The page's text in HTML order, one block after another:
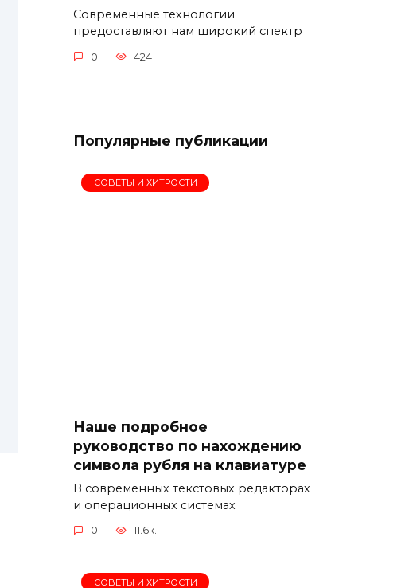
Современные технологии
предоставляют нам широкий спектр
0 424
Популярные публикации
СОВЕТЫ И ХИТРОСТИ
Наше подробное
руководство по нахождению
символа рубля на клавиатуре
В современных текстовых редакторах
и операционных системах
0 11.6к.
СОВЕТЫ И ХИТРОСТИ